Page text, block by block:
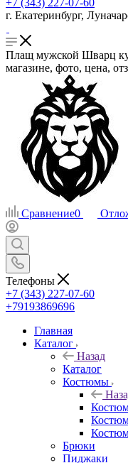
+7 (343) 227-07-60
г. Екатеринбург,
Плащ мужской Шварц
магазине, фото, цена,
Сравнение0
Телефоны
+7 (343) 227-07-60
+79193869696
Главная
Каталог
Назад
Каталог
Костюмы
Брюки
Пиджаки